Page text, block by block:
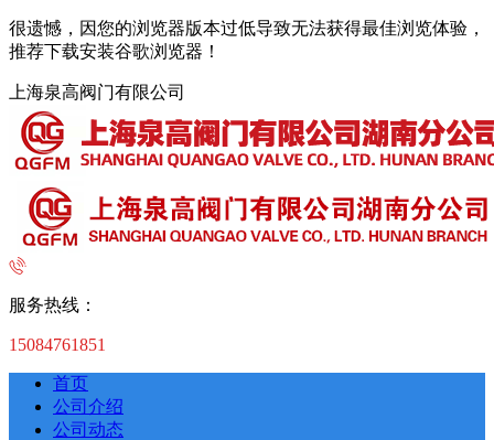
很遗憾，因您的浏览器版本过低导致无法获得最佳浏览体验，
推荐下载安装谷歌浏览器！
上海泉高阀门有限公司
服务热线：
15084761851
首页
公司介绍
公司动态